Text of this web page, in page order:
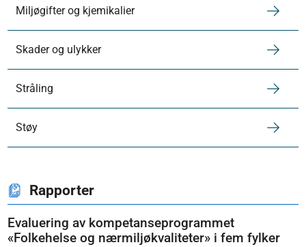
Miljøgifter og kjemikalier
Skader og ulykker
Stråling
Støy
Rapporter
Evaluering av kompetanseprogrammet
«Folkehelse og nærmiljøkvaliteter» i fem fylker